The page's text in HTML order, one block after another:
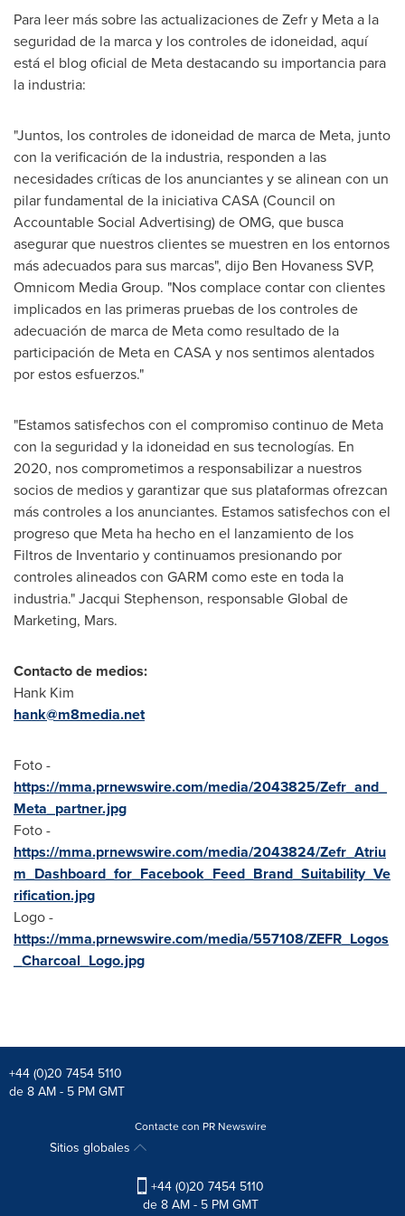
Para leer más sobre las actualizaciones de Zefr y Meta a la
seguridad de la marca y los controles de idoneidad, aquí
está el blog oficial de Meta destacando su importancia para
la industria:
"Juntos, los controles de idoneidad de marca de Meta, junto
con la verificación de la industria, responden a las
necesidades críticas de los anunciantes y se alinean con un
pilar fundamental de la iniciativa CASA (Council on
Accountable Social Advertising) de OMG, que busca
asegurar que nuestros clientes se muestren en los entornos
más adecuados para sus marcas", dijo Ben HovanessSVP,
Omnicom Media Group. "Nos complace contar con clientes
implicados en las primeras pruebas de los controles de
adecuación de marca de Meta como resultado de la
participación de Meta en CASA y nos sentimos alentados
por estos esfuerzos."
"Estamos satisfechos con el compromiso continuo de Meta
con la seguridad y la idoneidad en sus tecnologías. En
2020, nos comprometimos a responsabilizar a nuestros
socios de medios y garantizar que sus plataformas ofrezcan
más controles a los anunciantes. Estamos satisfechos con el
progreso que Meta ha hecho en el lanzamiento de los
Filtros de Inventario y continuamos presionando por
controles alineados con GARM como este en toda la
industria."Jacqui Stephenson, responsable Global de
Marketing, Mars.
Contacto de medios:
Hank Kim
hank@m8media.net
Foto -
https://mma.prnewswire.com/media/2043825/Zefr_and_
Meta_partner.jpg
Foto -
https://mma.prnewswire.com/media/2043824/Zefr_Atriu
m_Dashboard_for_Facebook_Feed_Brand_Suitability_Ve
rification.jpg
Logo -
https://mma.prnewswire.com/media/557108/ZEFR_Logos
_Charcoal_Logo.jpg
+44 (0)20 7454 5110
de 8 AM - 5 PM GMT
Contacte con PR Newswire
Sitios globales
+44 (0)20 7454 5110
de 8 AM - 5 PM GMT